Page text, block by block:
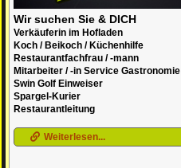
Wir suchen Sie & DICH
Verkäuferin im Hofladen
Koch / Beikoch / Küchenhilfe
Restaurantfachfrau / -mann
Mitarbeiter / -in Service Gastronomie
Swin Golf Einweiser
Spargel-Kurier
Restaurantleitung
Weiterlesen...